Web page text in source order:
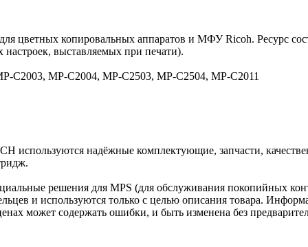
цветных копировальных аппаратов и МФУ Ricoh. Ресурс
настроек, выставляемых при печати).
C2003, MP-C2004, MP-C2503, MP-C2504, MP-C2011
используются надёжные комплектующие, запчасти,
решения для MPS (для обслуживания покопийных
и используются только с целью описания товара.
может содержать ошибки, и быть изменена без